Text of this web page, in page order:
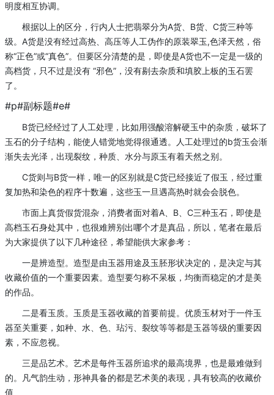
明度相互协调。
根据以上的区分，行内人士把翡翠分为A货、B货、C货三种等
级。A货是没有经过高热、高压等人工伪作的原装翠玉,色泽天然，俗
称“正色”或“真色”。但要区分清楚的是，即使是A货也不一定是一级的
高档货，只不过是没有 “邪色”，没有剔去杂质和填胶上板的玉石罢
了。
#p#副标题#e#
B货已经经过了人工处理，比如用强酸溶解硬玉中的杂质，破坏了
玉石的分子结构，能使人错觉地觉得很通透。人工处理过的b货玉会渐
渐失去光泽，出现裂纹，种质、水分与原玉有着天然之别。
C货则与B货一样，唯一的区别就是C货已经接近了假玉，经过重
复加热和染色的程序十数遍，这些玉一旦遇高热时就会会脱色。
市面上真货假货混杂，消费者面对着A、B、C三种玉石，即使是
高档玉石身处其中，也很难辨别出哪个才是真品，所以，笔者在最后
为大家提供了以下几种途径，希望能供大家参考：
一是辨造型。造型是由玉器用途及玉胚形状决定的，是决定与其
收藏价值的一个重要因素。造型要匀称不呆板，均衡而稳定的才是美
的作品。
二是看玉质。玉质是玉器收藏的首要前提。优质玉材对于一件玉
器至关重要，如种、水、色、玷污、裂纹等等都是玉器等级的重要因
素，不应忽视。
三是品艺术。艺术是每件玉器所追求的最高境界，也是最难做到
的。凡气韵生动，形神具备的都是艺术美的表现，具有较高的收藏价
值